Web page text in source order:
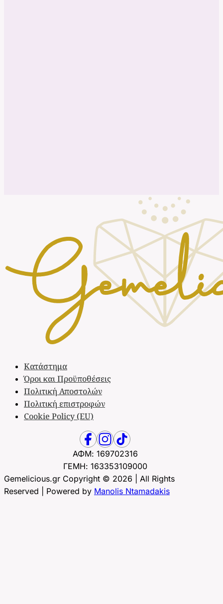
Κατάστημα
Όροι και Προϋποθέσεις
Πολιτική Αποστολών
Πολιτική επιστροφών
Cookie Policy (EU)
ΑΦΜ: 169702316
ΓΕΜΗ: 163353109000
Gemelicious.gr Copyright © 2026 | All Rights
Reserved | Powered by Manolis Ntamadakis